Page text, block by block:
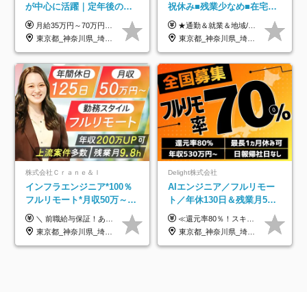
が中心に活躍｜定年後の給
与減ナシ｜年収50万円アッ
プ実績／昇給率92％（直近3
年）
月給35万円～70万円（固定残業代30時間分63,869円～を含む）+賞与年1回 ※30時間を超える分は別途支給します ●これまでのご経験・スキル・前職給与をできる限り考慮します ●待機期間も給与を100％支給します ●試用期間中も給与や福利厚生は同じです ≪年収を維持しながら長く働けます！≫ 一般的な企業では55歳や60歳を機に年収が下がりますが、 当社は役職などではなく「スキルや経験」で評価。 エンジニアとして長く働きながら あなたにふさわしい年収を維持できます！
東京都_神奈川県_埼玉県_千葉県
祝休み■残業少なめ■在宅実
績あり■約900種類のスキル
アップ講座あり■全国募集
★通勤＆就業＆地域/住宅＆役職手当あり ★残業代は全額支給 ★選べる給与制度あり！ ■東京・神奈川・千葉・埼玉勤務の場合 月給24.5万円～55万円＋諸手当 （残業代は全額支給） (20,000円の地域/住宅手当込み) ■愛知・京都・大阪・兵庫勤務の場合 月給24万円以上＋諸手当 （残業代は全額支給） (15,000円の地域/住宅手当込み) ■茨城・栃木・群馬・静岡・三重・滋賀・広島・福岡勤務の場合 月給23.5万円以上＋諸手当 （残業代は全額支給） (10,000円の地域/住宅手当込み) ■北海道・宮城・山梨・長野・岐阜・奈良・和歌山・岡山勤務の場合 月給23万円以上＋諸手当 （残業代は全額支給） (5,000円の地域/住宅手当込み) ■その他のエリア勤務の場合 月給22.5万円以上＋諸手当 （残業代は全額支給） ※経験や能力を考慮し、当社規定により優遇します 【昇給：年一回実施】 【選べる給与制度】 ★収入を重視する方に… 「変動型人事制度」の選択も可能（派遣先からの評価に応じて収入アップ！） ※年2回のタイミングで希望者と面談の上決定します。
東京都_神奈川県_埼玉県_千葉県_大阪府_愛知県_北海道_岩手県_宮城県_山形県_福島県_茨城県_栃木県_群馬県_山梨県_長野県_富山県_石川県_静岡県_岐阜県_三重県_兵庫県_京都府_滋賀県_奈良県_広島県_岡山県_山口県_愛媛県_福岡県_熊本県_長崎県
株式会社Ｃｒａｎｅ＆Ｉ
インフラエンジニア*100％
フルリモート*月収50万～*
クラウド×上流工程*前職給
与保証*残業月9.8h
＼ 前職給与保証！あなたのこれまでの経験を正当評価 ／ ★月収50万円～スタート！【年俸600万～1,162万8,000円（12分割）】 ――「頑張りが給与に直結しない…」そんな不満とは無縁の環境です。 実際、入社後に「年収150万～200万円UP」を実現した先輩エンジニアが多数活躍中！ 【 収入をさらに押し上げる充実のプラスα 】 スキルを磨くほど得をする「資格手当」 ⇒ 1資格につき毎月3,000円～30,000円を継続支給！ 成果を見逃さない「功績手当」 ⇒ 社員の頑張りに応じて最大10万円をダイレクトに支給！ スピード昇給・高年収も可能 ⇒ 1回の昇給で年収数十万UPのチャンスあり。ゆくゆくは年収1000万以上のハイクラスも目指せます。 ※経験・スキルを考慮の上決定します ※上記金額には固定残業代（月30h分・95,000円～184,000円）を含みます ※超過分は別途全額支給します ※試用期間2ヶ月間あり（その他待遇に差異はありません）
東京都_神奈川県_埼玉県_千葉県_大阪府_愛知県_北海道_青森県_岩手県_宮城県_秋田県_山形県_福島県_茨城県_栃木県_群馬県_新潟県_山梨県_長野県_富山県_石川県_福井県_静岡県_岐阜県_三重県_兵庫県_京都府_滋賀県_奈良県_和歌山県_広島県_岡山県_鳥取県_島根県_山口県_徳島県_香川県_愛媛県_高知県_福岡県_熊本県_佐賀県_長崎県_大分県_宮崎県_鹿児島県_沖縄県
Delight株式会社
AIエンジニア／フルリモー
ト／年休130日＆残業月5h
以下／1カ月連休可／案件選
択制／還元率80%
≪還元率80％！スキルや経験をしっかり収入に反映します≫ 年俸530万円以上＋業績賞与 ※スキル・経験を考慮の上、優遇いたします ※上記年俸を12分割し、月1回支給します ※上記年俸には固定残業代月20時間分(月6万9000円以上)が含まれます。残業はほとんど発生しませんが、超過した場合は追加支給します ★AIを使った自社への貢献も、貢献度に応じて給与に反映する制度があります
東京都_神奈川県_埼玉県_千葉県_大阪府_愛知県_北海道_青森県_岩手県_宮城県_秋田県_山形県_福島県_茨城県_栃木県_群馬県_新潟県_山梨県_長野県_富山県_石川県_福井県_静岡県_岐阜県_三重県_兵庫県_京都府_滋賀県_奈良県_和歌山県_広島県_岡山県_鳥取県_島根県_山口県_徳島県_香川県_愛媛県_高知県_福岡県_熊本県_佐賀県_長崎県_大分県_宮崎県_鹿児島県_沖縄県